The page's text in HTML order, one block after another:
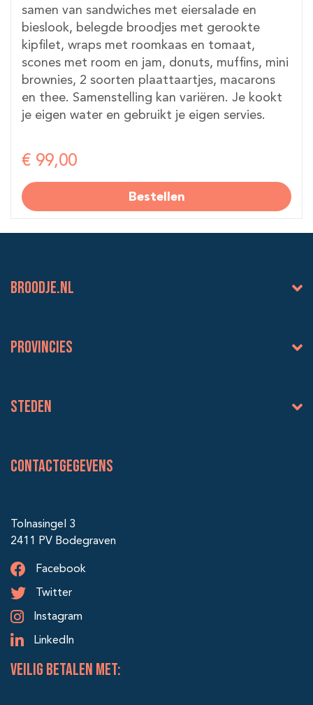
samen van sandwiches met eiersalade en
bieslook, belegde broodjes met gerookte
kipfilet, wraps met roomkaas en tomaat,
scones met room en jam, donuts, muffins, mini
brownies, 2 soorten plaattaartjes, macarons
en thee. Samenstelling kan variëren. Je kookt
je eigen water en gebruikt je eigen servies.
€ 99,00
Bestellen
BROODJE.NL
Provincies
Steden
Contactgegevens
Tolnasingel 3
2411 PV Bodegraven
Facebook
Twitter
Instagram
LinkedIn
veilig betalen met: